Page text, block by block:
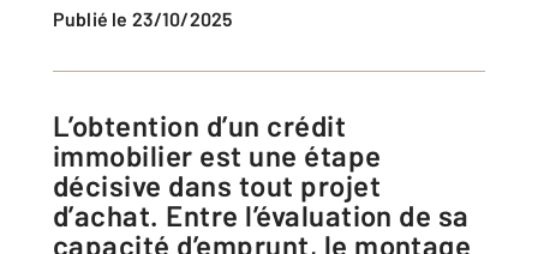
Publié le 23/10/2025
L’obtention d’un crédit
immobilier est une étape
décisive dans tout projet
d’achat. Entre l’évaluation de sa
capacité d’emprunt, le montage